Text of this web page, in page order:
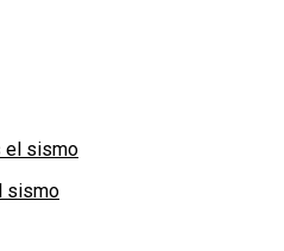
sismo